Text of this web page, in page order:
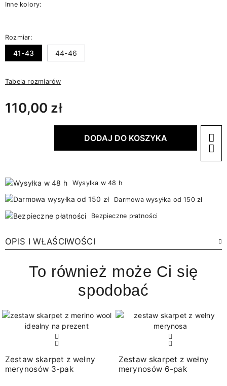
Inne kolory:
Rozmiar:
41-43 44-46
Tabela rozmiarów
110,00 zł
DODAJ DO KOSZYKA
Wysyłka w 48 h
Darmowa wysyłka od 150 zł
Bezpieczne płatności
OPIS I WŁAŚCIWOŚCI
To również może Ci się
spodobać
Zestaw skarpet z wełny
merynosów 3-pak
Zestaw skarpet z wełny
merynosów 6-pak